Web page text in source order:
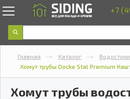
+7
Главная Каталог
Водостоки
Хомут трубы Docke Stal Premium
Хомут трубы